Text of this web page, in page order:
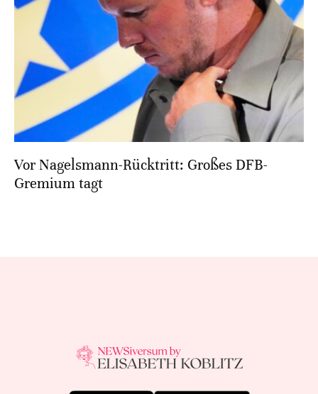
Vor Nagelsmann-Rücktritt: Großes DFB-
Gremium tagt